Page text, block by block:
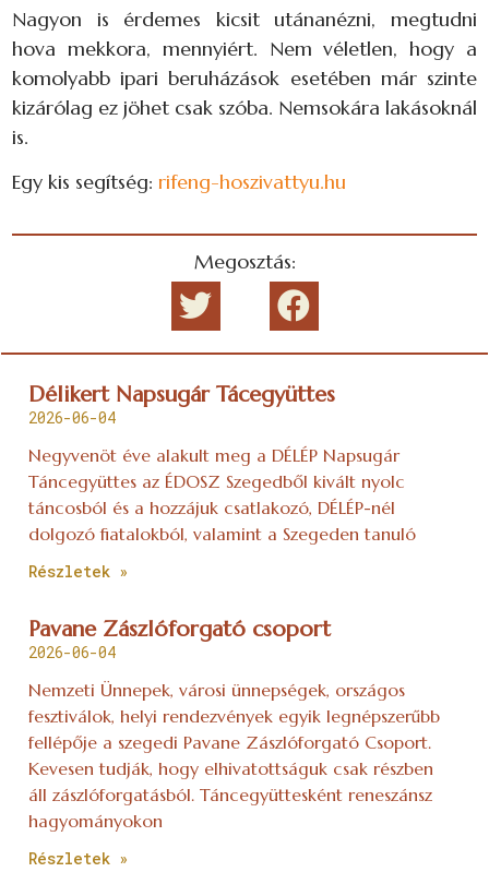
Nagyon is érdemes kicsit utánanézni, megtudni
hova mekkora, mennyiért. Nem véletlen, hogy a
komolyabb ipari beruházások esetében már szinte
kizárólag ez jöhet csak szóba. Nemsokára lakásoknál
is.
Egy kis segítség: rifeng-hoszivattyu.hu
Megosztás:
Délikert Napsugár Tácegyüttes
2026-06-04
Negyvenöt éve alakult meg a DÉLÉP Napsugár
Táncegyüttes az ÉDOSZ Szegedből kivált nyolc
táncosból és a hozzájuk csatlakozó, DÉLÉP-nél
dolgozó fiatalokból, valamint a Szegeden tanuló
Részletek »
Pavane Zászlóforgató csoport
2026-06-04
Nemzeti Ünnepek, városi ünnepségek, országos
fesztiválok, helyi rendezvények egyik legnépszerűbb
fellépője a szegedi Pavane Zászlóforgató Csoport.
Kevesen tudják, hogy elhivatottságuk csak részben
áll zászlóforgatásból. Táncegyüttesként reneszánsz
hagyományokon
Részletek »